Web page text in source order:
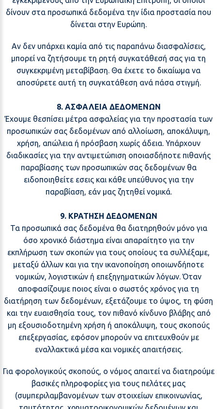
δίνουν στα προσωπικά δεδομένα την ίδια προστασία που
δίνεται στην Ευρώπη.
Αν δεν υπάρχει καμία από τις παραπάνω διασφαλίσεις,
μπορεί να ζητήσουμε τη ρητή συγκατάθεσή σας για τη
συγκεκριμένη μεταβίβαση. Θα έχετε το δικαίωμα να
αποσύρετε αυτή τη συγκατάθεση ανά πάσα στιγμή.
8. ΑΣΦΑΛΕΙΑ ΔΕΔΟΜΕΝΩΝ
Έχουμε θεσπίσει μέτρα ασφαλείας για την προστασία των
προσωπικών σας δεδομένων από αλλοίωση, αποκάλυψη,
χρήση, απώλεια ή πρόσβαση χωρίς άδεια. Υπάρχουν
διαδικασίες για την αντιμετώπιση οποιασδήποτε πιθανής
παραβίασης των προσωπικών σας δεδομένων θα
ειδοποιηθείτε εσεις και κάθε υπεύθυνος για την
παραβίαση, εάν μας ζητηθεί νομικά.
9. ΚΡΑΤΗΣΗ ΔΕΔΟΜΕΝΩΝ
Τα προσωπικά σας δεδομένα θα διατηρηθούν μόνο για
όσο χρονικό διάστημα είναι απαραίτητο για την
εκπλήρωση των σκοπών για τους οποίους τα συλλέξαμε,
μεταξύ άλλων και για την ικανοποίηση οποιωνδήποτε
νομικών, λογιστικών ή επεξηγηματικών λόγων. Όταν
αποφασίζουμε ποιος είναι ο σωστός χρόνος για τη
διατήρηση των δεδομένων, εξετάζουμε το ύψος, τη φύση
και την ευαισθησία τους, τον πιθανό κίνδυνο βλάβης από
μη εξουσιοδοτημένη χρήση ή αποκάλυψη, τους σκοπούς
επεξεργασίας, εφόσον μπορούν να επιτευχθούν με
εναλλακτικά μέσα και νομικές απαιτήσεις.
Για φορολογικούς σκοπούς, ο νόμος απαιτεί να διατηρούμε
βασικές πληροφορίες για τους πελάτες μας
(συμπεριλαμβανομένων των στοιχείων επικοινωνίας,